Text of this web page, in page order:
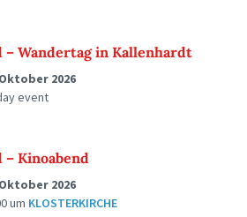
– Wandertag in Kallenhardt
2026
event
– Kinoabend
2026
um KLOSTERKIRCHE